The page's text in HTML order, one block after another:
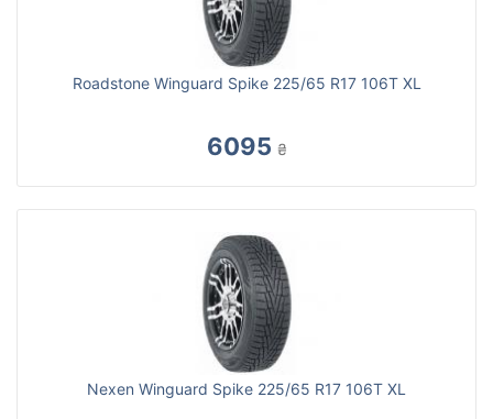
Roadstone Winguard Spike 225/65 R17 106T XL
6095 ₴
Nexen Winguard Spike 225/65 R17 106T XL